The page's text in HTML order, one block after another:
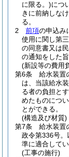
に限る。)につ
きに前納しな
る。
2
前項の申込み
使用に関し第
の同意書又は
の通知をした
(新設等の費用
第6条
給水装置
は、当該給水
る者の負担とす
めたものにつ
とができる。
(構造及び材質)
第7条
給水装置
政令第336号。
準に適合して
(工事の施行)